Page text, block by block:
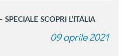
SCO­PRI L’I­TA­LIA
09 aprile 2021